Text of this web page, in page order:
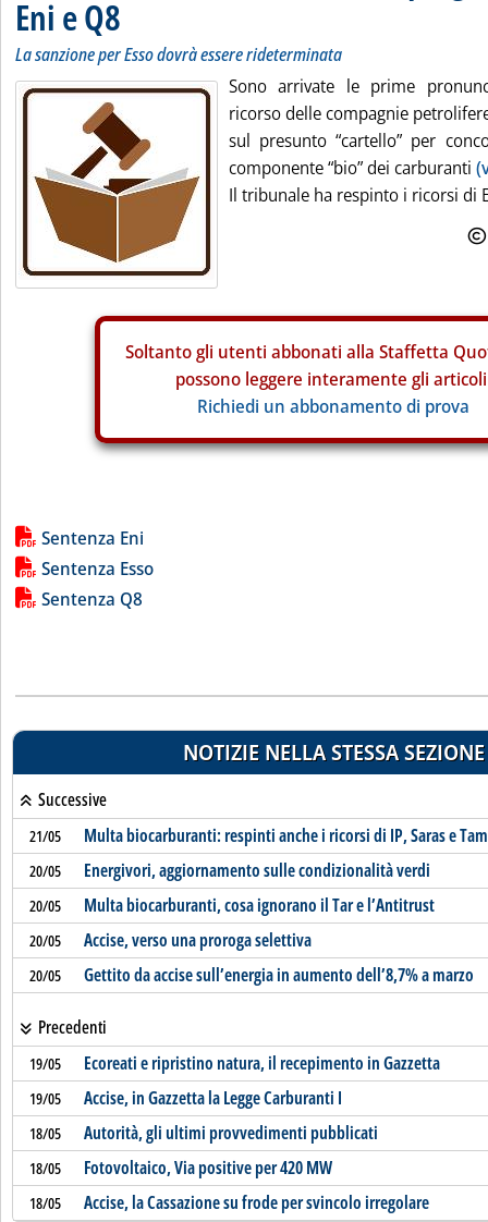
Eni e Q8
La sanzione per Esso dovrà essere rideterminata
Sono arrivate le prime
ricorso delle compagnie
sul presunto “cartello” per
componente “bio” dei carburanti
Il tribunale ha respinto i ricorsi di
Soltanto gli utenti abbonati alla Staffetta
possono leggere interamente gli
Richiedi un abbonamento di prova
Lista allegati PDF alla notizia
Sentenza Eni
Sentenza Esso
Sentenza Q8
NOTIZIE NELLA STESSA SEZIONE
Successive
21/05 Multa biocarburanti: respinti anche i ricorsi di IP, Saras e
20/05 Energivori, aggiornamento sulle condizionalità verdi
20/05 Multa biocarburanti, cosa ignorano il Tar e l’Antitrust
20/05 Accise, verso una proroga selettiva
20/05 Gettito da accise sull’energia in aumento dell’8,7% a marzo
Precedenti
19/05 Ecoreati e ripristino natura, il recepimento in Gazzetta
19/05 Accise, in Gazzetta la Legge Carburanti I
18/05 Autorità, gli ultimi provvedimenti pubblicati
18/05 Fotovoltaico, Via positive per 420 MW
18/05 Accise, la Cassazione su frode per svincolo irregolare